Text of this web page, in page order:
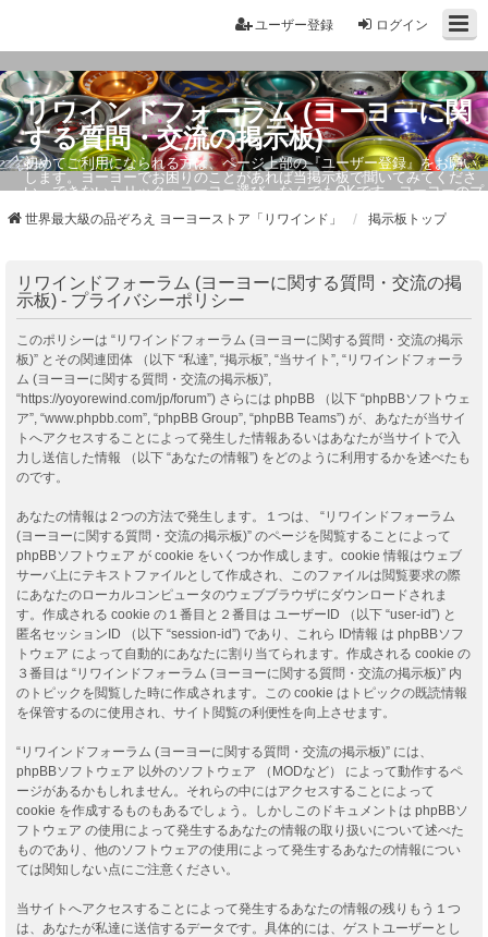
ログイン
ユーザー登録
リワインドフォーラム (ヨーヨーに関
する質問・交流の掲示板)
初めてご利用になられる方は、ページ上部の『ユーザー登録』をお願い
します。ヨーヨーでお困りのことがあれば当掲示板で聞いてみてくださ
い。できないトリック・ヨーヨー選び、なんでもOKです。ヨーヨーのプ
世界最大級の品ぞろえ ヨーヨーストア「リワインド」 掲示板トップ
リワインドフォーラム (ヨーヨーに関する質問・交流の掲
示板) - プライバシーポリシー
このポリシーは “リワインドフォーラム (ヨーヨーに関する質問・交流の掲示
板)” とその関連団体 （以下 “私達”, “掲示板”, “当サイト”, “リワインドフォーラ
ム (ヨーヨーに関する質問・交流の掲示板)”,
“https://yoyorewind.com/jp/forum”) さらには phpBB （以下 “phpBBソフトウェ
ア”, “www.phpbb.com”, “phpBB Group”, “phpBB Teams”) が、あなたが当サイ
トへアクセスすることによって発生した情報あるいはあなたが当サイトで入
力し送信した情報 （以下 “あなたの情報”) をどのように利用するかを述べたも
のです。
あなたの情報は２つの方法で発生します。１つは、 “リワインドフォーラム
(ヨーヨーに関する質問・交流の掲示板)” のページを閲覧することによって
phpBBソフトウェア が cookie をいくつか作成します。cookie 情報はウェブ
サーバ上にテキストファイルとして作成され、このファイルは閲覧要求の際
にあなたのローカルコンピュータのウェブブラウザにダウンロードされま
す。作成される cookie の１番目と２番目は ユーザーID （以下 “user-id”) と
匿名セッションID （以下 “session-id”) であり、これら ID情報 は phpBBソフ
トウェア によって自動的にあなたに割り当てられます。作成される cookie の
３番目は “リワインドフォーラム (ヨーヨーに関する質問・交流の掲示板)” 内
のトピックを閲覧した時に作成されます。この cookie はトピックの既読情報
を保管するのに使用され、サイト閲覧の利便性を向上させます。
“リワインドフォーラム (ヨーヨーに関する質問・交流の掲示板)” には、
phpBBソフトウェア 以外のソフトウェア （MODなど） によって動作するペ
ージがあるかもしれません。それらの中にはアクセスすることによって
cookie を作成するものもあるでしょう。しかしこのドキュメントは phpBBソ
フトウェア の使用によって発生するあなたの情報の取り扱いについて述べた
ものであり、他のソフトウェアの使用によって発生するあなたの情報につい
ては関知しない点にご注意ください。
当サイトへアクセスすることによって発生するあなたの情報の残りもう１つ
は、あなたが私達に送信するデータです。具体的には、ゲストユーザーとし